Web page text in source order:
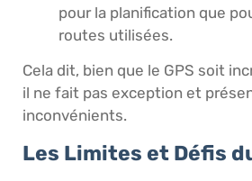
pour la planification que
routes utilisées.
Cela dit, bien que le GPS soit
il ne fait pas exception et
inconvénients.
Les Limites et Défis